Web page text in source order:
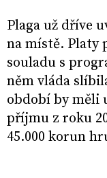
Plaga už dříve
na místě. Platy
souladu s
něm vláda
období by měli
příjmu z roku
45.000 korun